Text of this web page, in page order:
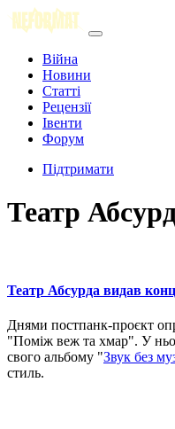
Війна
Новини
Статті
Рецензії
Івенти
Форум
Підтримати
Театр
Театр Абсурда видав
Днями постпанк-проєкт
"Поміж веж та хмар". У
свого альбому "Звук без
стиль.